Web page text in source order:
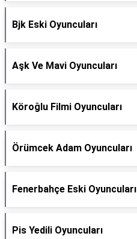
Bjk Eski Oyuncuları
Aşk Ve Mavi Oyuncuları
Köroğlu Filmi Oyuncuları
Örümcek Adam Oyuncuları
Fenerbahçe Eski Oyuncuları
Pis Yedili Oyuncuları